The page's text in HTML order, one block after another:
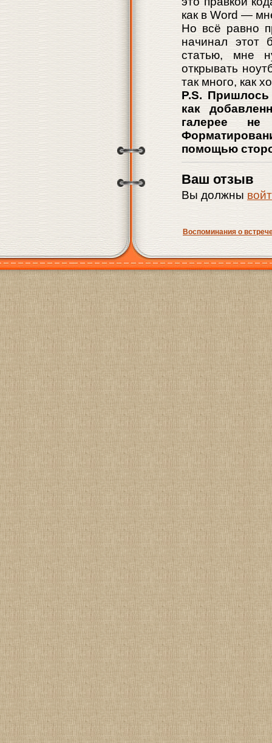
как в Word —
Но всё равно
начинал этот
статью, мне
открывать
так много, как
P.S. Пришлось
как
галерее
помощью
Ваш отзыв
Вы должны
Воспоминания о